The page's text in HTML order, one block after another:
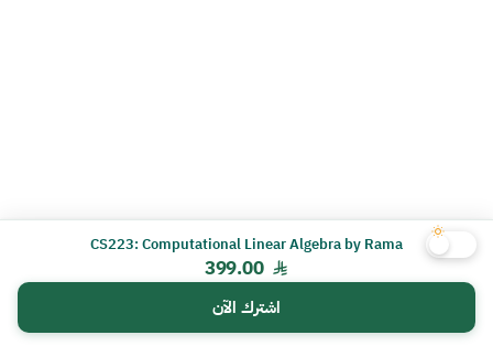
CS223: Computational Linear Algebra by Rama
399.00
اشترك الآن